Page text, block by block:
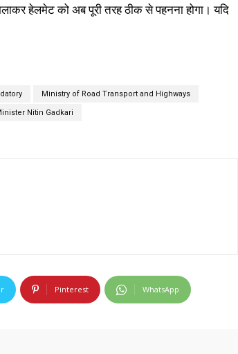
हेलमेट को अब पूरी तरह ठीक से पहनना होगा। यदि
Ministry of Road Transport and Highways
Nitin Gadkari
Pinterest WhatsApp